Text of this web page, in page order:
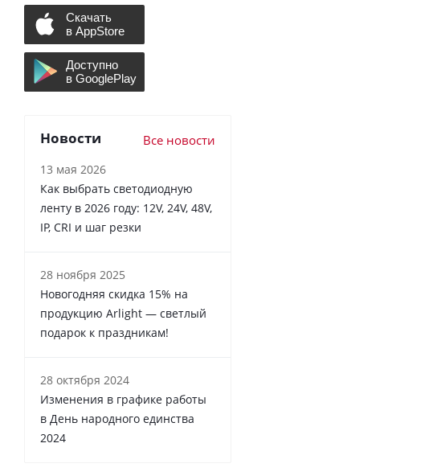
Новости Все новости
13 мая 2026
Как выбрать светодиодную
ленту в 2026 году: 12V, 24V, 48V,
IP, CRI и шаг резки
28 ноября 2025
Новогодняя скидка 15% на
продукцию Arlight — светлый
подарок к праздникам!
28 октября 2024
Изменения в графике работы
в День народного единства
2024